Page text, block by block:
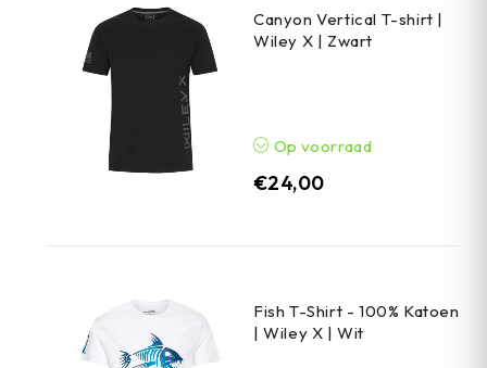
Canyon Vertical T-shirt |
Wiley X | Zwart
Op voorraad
€24,00
Fish T-Shirt - 100% Katoen
| Wiley X | Wit